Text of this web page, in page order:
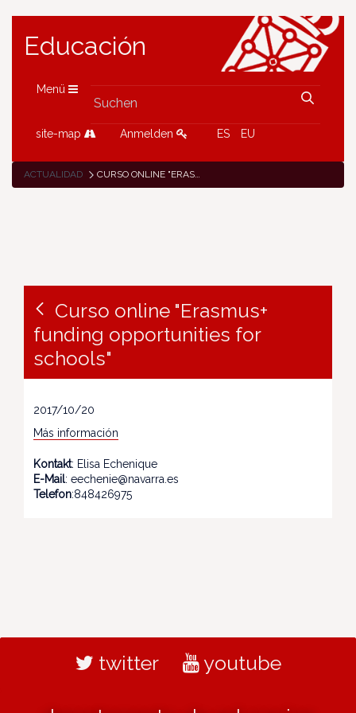
Educación
Menü
site-map Anmelden ES EU
ACTUALIDAD CURSO ONLINE "ERASMUS+ FUNDING OPPORTUNITIES FOR SCHOOLS"
Curso online "Erasmus+
funding opportunities for
schools"
2017/10/20
Más información
Kontakt: Elisa Echenique
E-Mail: eechenie@navarra.es
Telefon:848426975
twitter youtube